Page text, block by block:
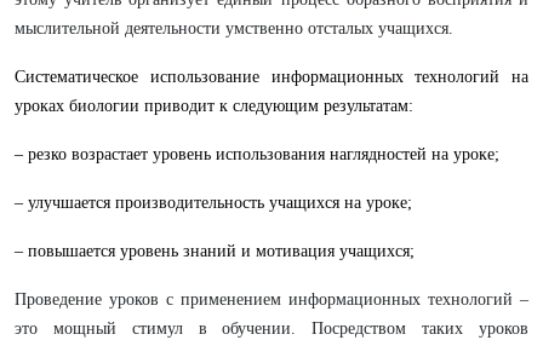
мыслительной деятельности умственно отсталых учащихся.
Систематическое использование информационных технологий на
уроках биологии приводит к следующим результатам:
– резко возрастает уровень использования наглядностей на уроке;
– улучшается производительность учащихся на уроке;
– повышается уровень знаний и мотивация учащихся;
Проведение уроков с применением информационных технологий –
это мощный стимул в обучении. Посредством таких уроков